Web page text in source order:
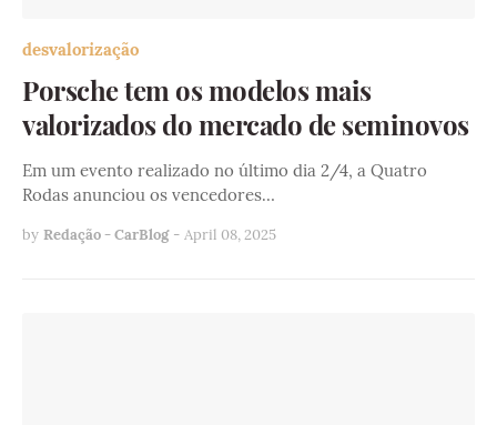
desvalorização
Porsche tem os modelos mais
valorizados do mercado de seminovos
Em um evento realizado no último dia 2/4, a Quatro
Rodas anunciou os vencedores…
by Redação - CarBlog - April 08, 2025